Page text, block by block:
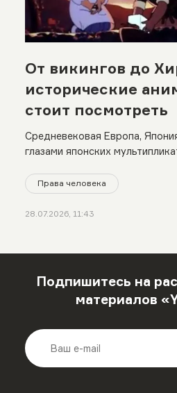
От викингов до
исторические
стоит посмотреть
Средневековая Европа,
глазами японских
Права человека
28.07.2026, 11:43
Подпишитесь на
материалов